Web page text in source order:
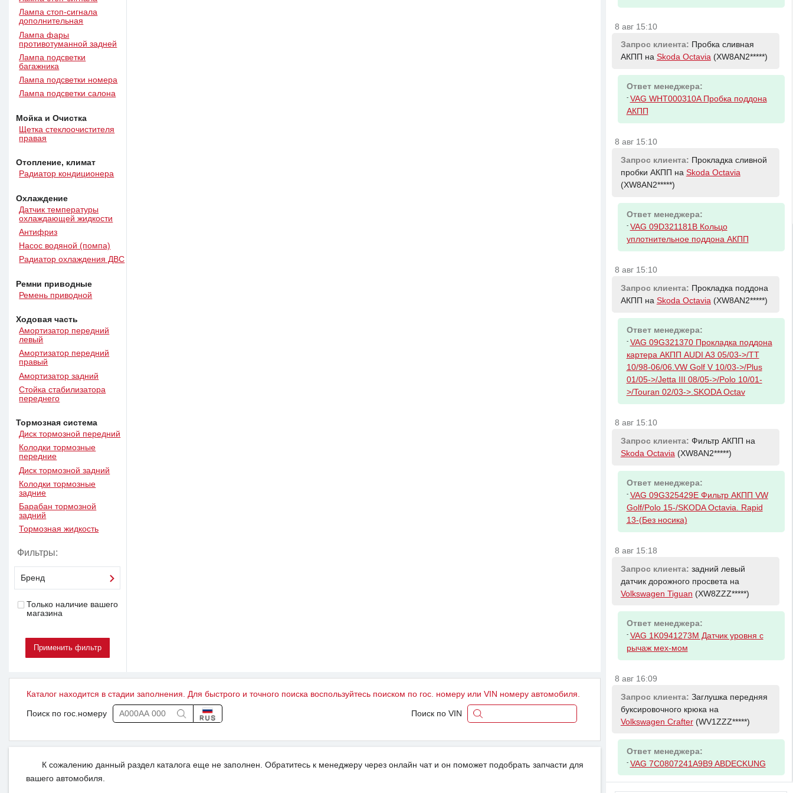
Лампа стоп-сигнала
дополнительная
Лампа фары
противотуманной задней
Лампа подсветки
багажника
Лампа подсветки номера
Лампа подсветки салона
Мойка и Очистка
Щетка стеклоочистителя
правая
Отопление, климат
Радиатор кондиционера
Охлаждение
Датчик температуры
охлаждающей жидкости
Антифриз
Насос водяной (помпа)
Радиатор охлаждения ДВС
Ремни приводные
Ремень приводной
Ходовая часть
Амортизатор передний
левый
Амортизатор передний
правый
Амортизатор задний
Стойка стабилизатора
переднего
Тормозная система
Диск тормозной передний
Колодки тормозные
передние
Диск тормозной задний
Колодки тормозные
задние
Барабан тормозной
задний
Тормозная жидкость
Фильтры:
Бренд
Только наличие вашего
магазина
Каталог находится в стадии заполнения. Для быстрого и точного поиска воспользуйтесь поиском по гос. номеру или VIN номеру автомобиля.
Поиск по гос.номеру Поиск по VIN
К сожалению данный раздел каталога еще не заполнен. Обратитесь к менеджеру через онлайн чат и он поможет подобрать запчасти для
вашего автомобиля.
8 авг 15:10
Запрос клиента: Пробка сливная
АКПП на Skoda Octavia(XW8AN2*****)
Ответ менеджера:
- VAG WHT000310A Пробка поддона
АКПП
8 авг 15:10
Запрос клиента: Прокладка сливной
пробки АКПП на Skoda Octavia
(XW8AN2*****)
Ответ менеджера:
- VAG 09D321181B Кольцо
уплотнительное поддона АКПП
8 авг 15:10
Запрос клиента: Прокладка поддона
АКПП на Skoda Octavia (XW8AN2*****)
Ответ менеджера:
- VAG 09G321370 Прокладка поддона
картера АКПП AUDI A3 05/03->/TT
10/98-06/06.VW Golf V 10/03->/Plus
01/05->/Jetta III 08/05->/Polo 10/01-
>/Touran 02/03->.SKODA Octav
8 авг 15:10
Запрос клиента: Фильтр АКПП на
Skoda Octavia (XW8AN2*****)
Ответ менеджера:
- VAG 09G325429E Фильтр АКПП VW
Golf/Polo 15-/SKODA Octavia. Rapid
13-(Без носика)
8 авг 15:18
Запрос клиента: задний левый
датчик дорожного просвета на
Volkswagen Tiguan (XW8ZZZ*****)
Ответ менеджера:
- VAG 1K0941273M Датчик уровня с
рычаж мех-мом
8 авг 16:09
Запрос клиента: Заглушка передняя
буксировочного крюка на
Volkswagen Crafter(WV1ZZZ*****)
Ответ менеджера:
- VAG 7C0807241A9B9 ABDECKUNG